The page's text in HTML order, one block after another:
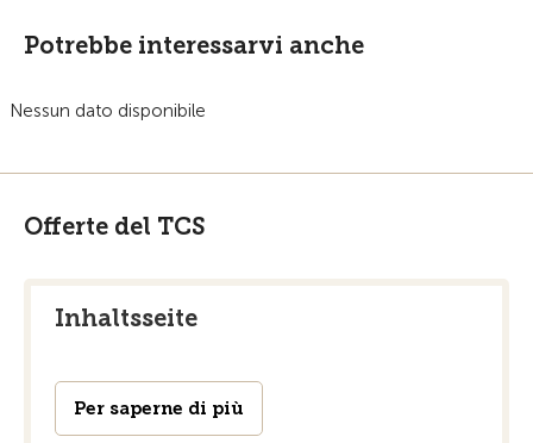
Potrebbe interessarvi anche
Nessun dato disponibile
Offerte del TCS
Inhaltsseite
Per saperne di più